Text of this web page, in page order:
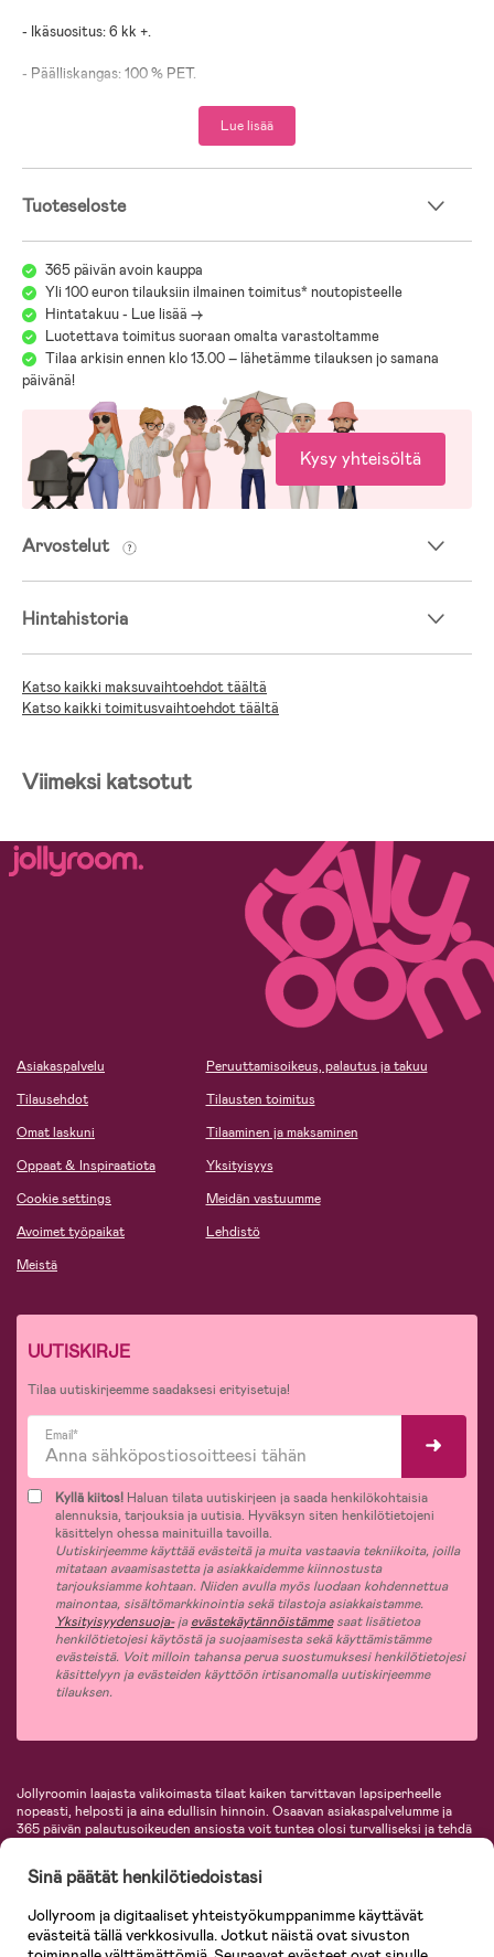
- Ikäsuositus: 6 kk +.
- Päälliskangas: 100 % PET.
Lue lisää
Tuoteseloste
365 päivän avoin kauppa
Yli 100 euron tilauksiin ilmainen toimitus* noutopisteelle
Hintatakuu - Lue lisää ->
Luotettava toimitus suoraan omalta varastoltamme
Tilaa arkisin ennen klo 13.00 – lähetämme tilauksen jo samana
päivänä!
Kysy yhteisöltä
Arvostelut
Hintahistoria
Katso kaikki maksuvaihtoehdot täältä
Katso kaikki toimitusvaihtoehdot täältä
Viimeksi katsotut
Asiakaspalvelu
Tilausehdot
Omat laskuni
Oppaat & Inspiraatiota
Cookie settings
Avoimet työpaikat
Meistä
Peruuttamisoikeus, palautus ja takuu
Tilausten toimitus
Tilaaminen ja maksaminen
Yksityisyys
Meidän vastuumme
Lehdistö
UUTISKIRJE
Tilaa uutiskirjeemme saadaksesi erityisetuja!
Email*
Kyllä kiitos! Haluan tilata uutiskirjeen ja saada henkilökohtaisia
alennuksia, tarjouksia ja uutisia. Hyväksyn siten henkilötietojeni
käsittelyn ohessa mainituilla tavoilla.
Uutiskirjeemme käyttää evästeitä ja muita vastaavia tekniikoita, joilla
mitataan avaamisastetta ja asiakkaidemme kiinnostusta
tarjouksiamme kohtaan. Niiden avulla myös luodaan kohdennettua
mainontaa, sisältömarkkinointia sekä tilastoja asiakkaistamme.
Yksityisyydensuoja-jaevästekäytännöistämmesaat lisätietoa
henkilötietojesi käytöstä ja suojaamisesta sekä käyttämistämme
evästeistä. Voit milloin tahansa perua suostumuksesi henkilötietojesi
käsittelyyn ja evästeiden käyttöön irtisanomalla uutiskirjeemme
tilauksen.
Jollyroomin laajasta valikoimasta tilaat kaiken tarvittavan lapsiperheelle
nopeasti, helposti ja aina edullisin hinnoin. Osaavan asiakaspalvelumme ja
365 päivän palautusoikeuden ansiosta voit tuntea olosi turvalliseksi ja tehdä
lastentarvikkeita sekä paljon muuta. Meiltä löydät lukuisia tunnettuja
KidKraft, Ergobaby, Philips Avent, Neonate, Cybex, LEGO ja monia muita!
Tervetuloa shoppailemaan Pohjoismaiden suurimpaan lastentarvikkeiden
verkkokauppaan!
Sinä päätät henkilötiedoistasi
Jollyroom ja digitaaliset yhteistyökumppanimme käyttävät
evästeitä tällä verkkosivulla. Jotkut näistä ovat sivuston